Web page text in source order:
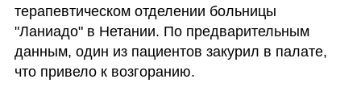
терапевтическом отделении больницы
"Ланиадо" в Нетании. По предварительным
данным, один из пациентов закурил в палате,
что привело к возгоранию.